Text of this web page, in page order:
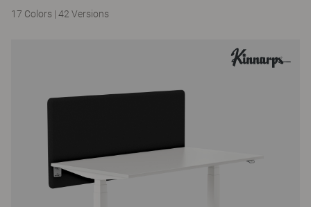
17 Colors | 42 Versions